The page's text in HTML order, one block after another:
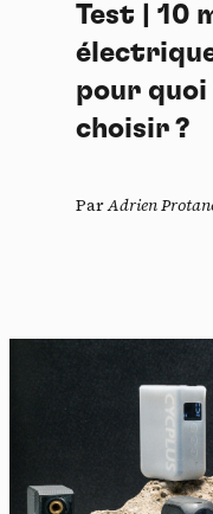
Test | 10
pour
choisir ?
ParAdrien